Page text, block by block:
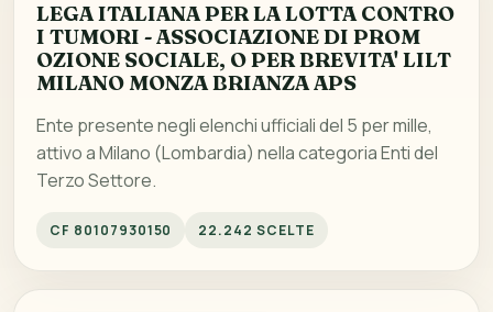
LEGA ITALIANA PER LA LOTTA CONTRO
I TUMORI - ASSOCIAZIONE DI PROM
OZIONE SOCIALE, O PER BREVITA' LILT
MILANO MONZA BRIANZA APS
Ente presente negli elenchi ufficiali del 5 per mille,
attivo a Milano (Lombardia) nella categoria Enti del
Terzo Settore.
CF 80107930150 22.242 SCELTE